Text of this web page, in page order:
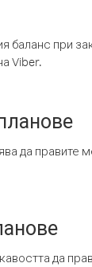
баланс при
Viber.
да
да